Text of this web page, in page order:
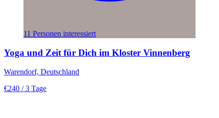
11 Personen interessiert
Yoga und Zeit für Dich im Kloster Vinnenberg
Warendorf, Deutschland
€240 / 3 Tage